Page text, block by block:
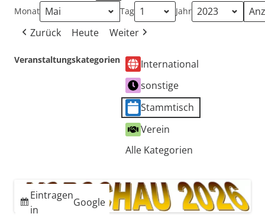
Monat Tag Jahr
Zurück Heute Weiter
Veranstaltungskategorien
International
sonstige
Stammtisch
Verein
Alle Kategorien
Eintragen
in
Google